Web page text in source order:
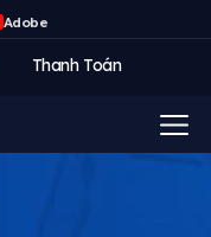
Adobe
Thanh Toán